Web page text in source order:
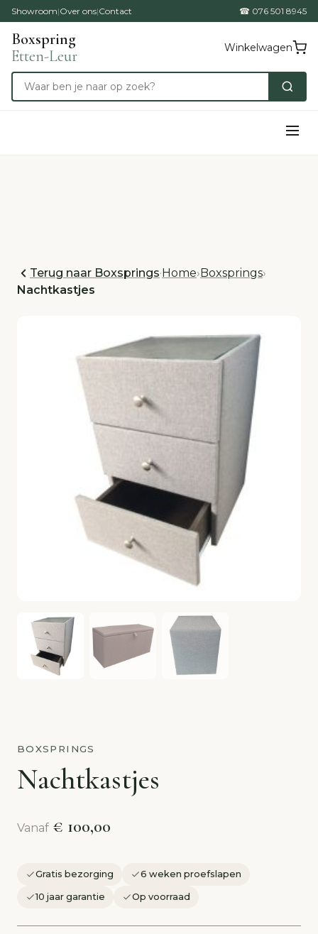
Showroom|Over ons|Contact ☎ 076 501 8945
Boxspring
Etten-Leur
Winkelwagen
Terug naar Boxsprings·Home›Boxsprings›
Nachtkastjes
BOXSPRINGS
Nachtkastjes
Vanaf € 100,00
Gratis bezorging 6 weken proefslapen
10 jaar garantie Op voorraad